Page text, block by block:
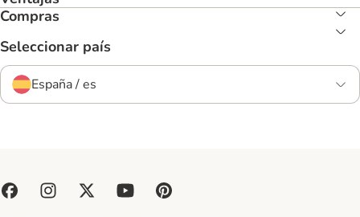
Compras
Seleccionar país
España / es